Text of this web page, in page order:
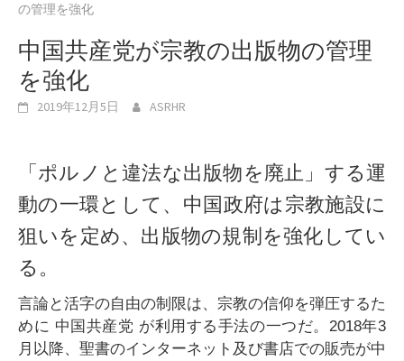
の管理を強化
中国共産党が宗教の出版物の管理
を強化
2019年12月5日 ASRHR
「ポルノと違法な出版物を廃止」する運
動の一環として、中国政府は宗教施設に
狙いを定め、出版物の規制を強化してい
る。
言論と活字の自由の制限は、宗教の信仰を弾圧するた
めに 中国共産党 が利用する手法の一つだ。2018年3
月以降、聖書のインターネット及び書店での販売が中